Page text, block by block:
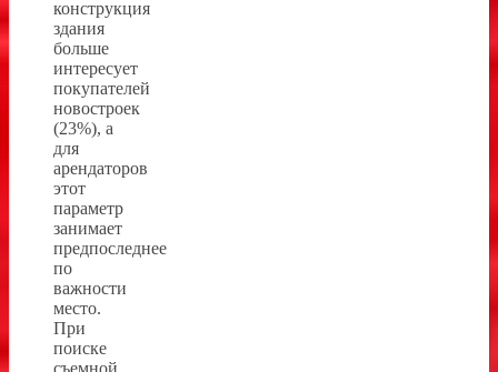
конструкция
здания
больше
интересует
покупателей
новостроек
(23%), а
для
арендаторов
этот
параметр
занимает
предпоследнее
по
важности
место.
При
поиске
съемной